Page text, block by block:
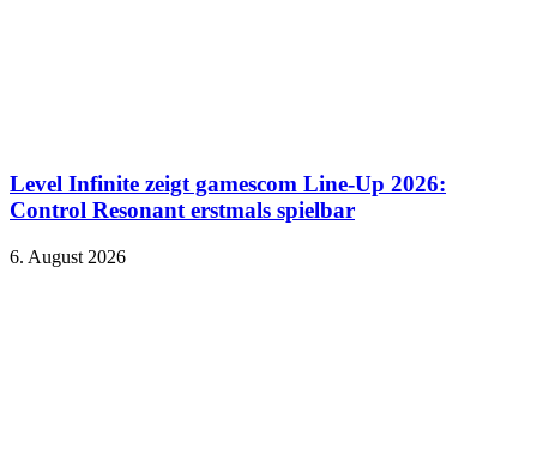
Level Infinite zeigt gamescom Line-Up 2026:
Control Resonant erstmals spielbar
6. August 2026